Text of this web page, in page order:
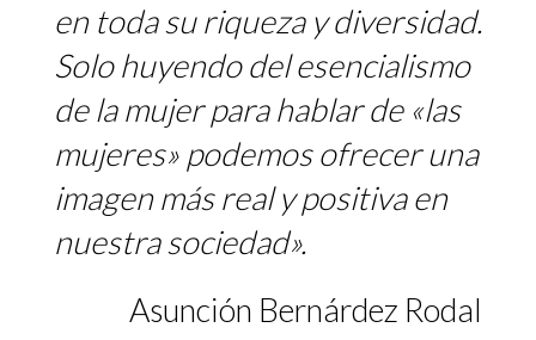
en toda su riqueza y diversidad.
Solo huyendo del esencialismo
de la mujer para hablar de «las
mujeres» podemos ofrecer una
imagen más real y positiva en
nuestra sociedad».
Asunción Bernárdez Rodal